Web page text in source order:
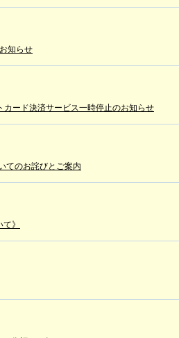
知らせ
カード決済サービス一時停止のお知らせ
てのお詫びとご案内
》